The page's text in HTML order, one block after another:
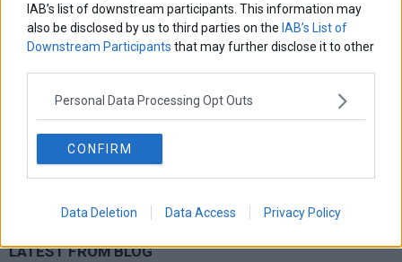
IAB’s list of downstream participants. This information may
also be disclosed by us to third parties on the IAB’s List of
Downstream Participants that may further disclose it to other
Personal Data Processing Opt Outs
CONFIRM
Data Deletion Data Access Privacy Policy
eurobank marketnews nikkei wall Αγορες ΗΠΑ Ιταλια
Χρηματιστηριο Αθηνων αεπ αθλητικα αναπτυξη βουλη γερμανια
διαπραγματευση δντεκλογες εκτ ελλαδα εμπορευματα
επικαιροτητα επιχειρησεις ευρω ευρωζωνη
χρηματιστηριαευρωπηηπακορωνοιοςκοσμος κρουσματα
κυριακος μητσοτακης μεταρρυθμισεις
οικονομιαομολογα πετρελαιο πληθωρισμος ρωσια
συριζατουρκια τραπεζες τσιπρας χρεος χρηματιστηριο
LATEST FROM BLOG